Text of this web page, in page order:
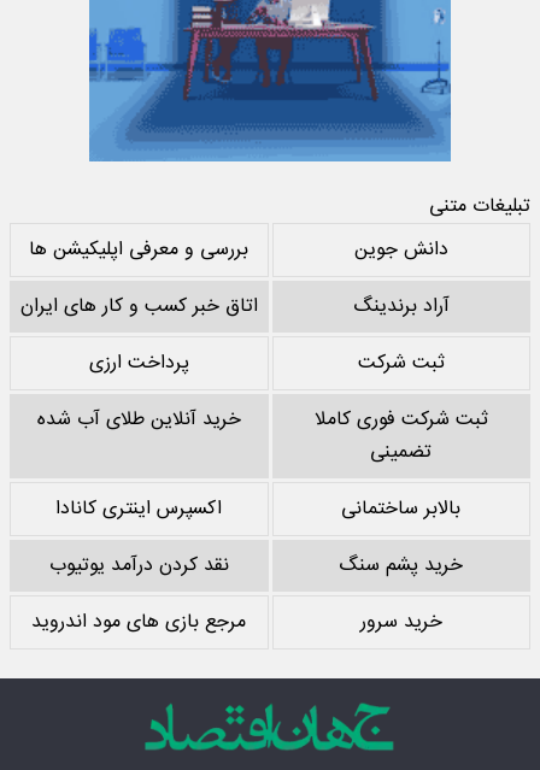
تبلیغات متنی
دانش جوین
بررسی و معرفی اپلیکیشن ها
آراد برندینگ
اتاق خبر کسب و کار های ایران
ثبت شرکت
پرداخت ارزی
ثبت شرکت فوری کاملا
تضمینی
خرید آنلاین طلای آب شده
بالابر ساختمانی
اکسپرس اینتری کانادا
خرید پشم سنگ
نقد کردن درآمد یوتیوب
خرید سرور
مرجع بازی های مود اندروید